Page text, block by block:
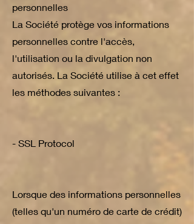
personnelles
La Société protège vos informations
personnelles contre l'accès,
l'utilisation ou la divulgation non
autorisés. La Société utilise à cet effet
les méthodes suivantes :
- SSL Protocol
Lorsque des informations personnelles
(telles qu'un numéro de carte de crédit)